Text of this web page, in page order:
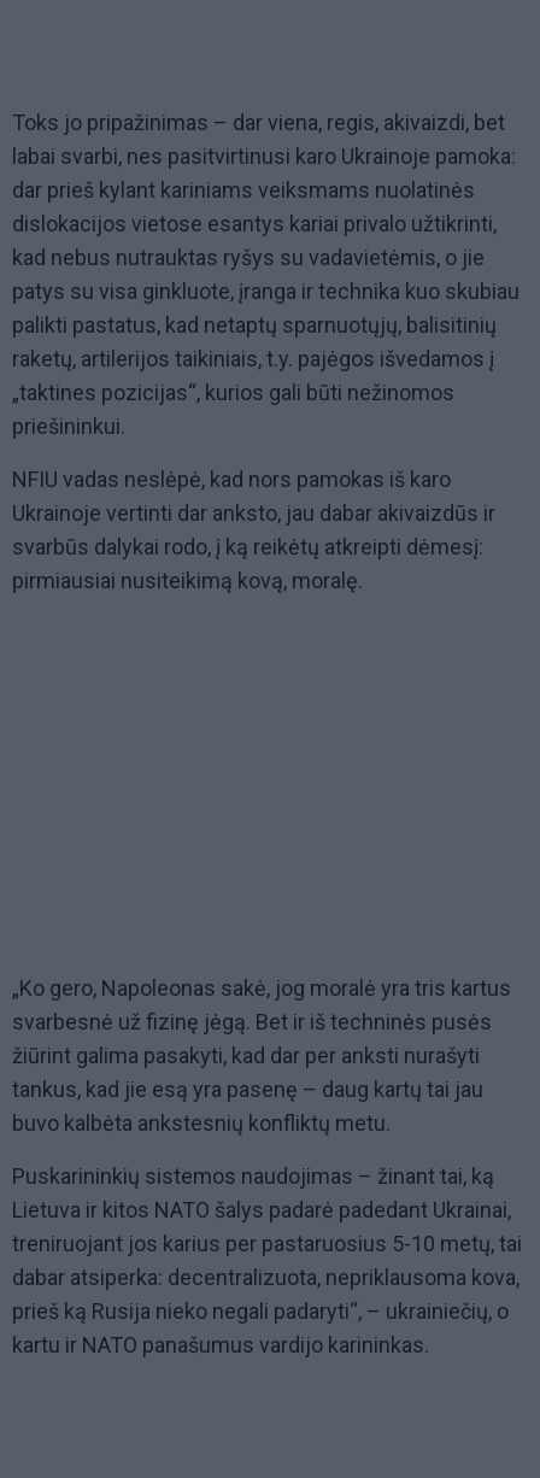
Toks jo pripažinimas – dar viena, regis, akivaizdi, bet
labai svarbi, nes pasitvirtinusi karo Ukrainoje pamoka:
dar prieš kylant kariniams veiksmams nuolatinės
dislokacijos vietose esantys kariai privalo užtikrinti,
kad nebus nutrauktas ryšys su vadavietėmis, o jie
patys su visa ginkluote, įranga ir technika kuo skubiau
palikti pastatus, kad netaptų sparnuotųjų, balisitinių
raketų, artilerijos taikiniais, t.y. pajėgos išvedamos į
„taktines pozicijas“, kurios gali būti nežinomos
priešininkui.
NFIU vadas neslėpė, kad nors pamokas iš karo
Ukrainoje vertinti dar anksto, jau dabar akivaizdūs ir
svarbūs dalykai rodo, į ką reikėtų atkreipti dėmesį:
pirmiausiai nusiteikimą kovą, moralę.
„Ko gero, Napoleonas sakė, jog moralė yra tris kartus
svarbesnė už fizinę jėgą. Bet ir iš techninės pusės
žiūrint galima pasakyti, kad dar per anksti nurašyti
tankus, kad jie esą yra pasenę – daug kartų tai jau
buvo kalbėta ankstesnių konfliktų metu.
Puskarininkių sistemos naudojimas – žinant tai, ką
Lietuva ir kitos NATO šalys padarė padedant Ukrainai,
treniruojant jos karius per pastaruosius 5-10 metų, tai
dabar atsiperka: decentralizuota, nepriklausoma kova,
prieš ką Rusija nieko negali padaryti“, – ukrainiečių, o
kartu ir NATO panašumus vardijo karininkas.